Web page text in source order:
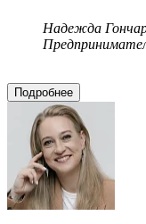
Надежда
Подробнее